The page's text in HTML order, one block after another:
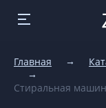
Главная
Стиральная